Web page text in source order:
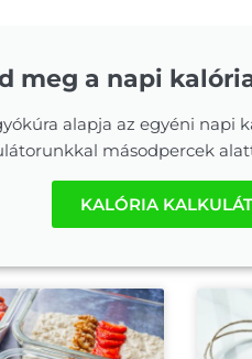
meg a napi
alapja az egyéni napi
másodpercek
KALÓRIA